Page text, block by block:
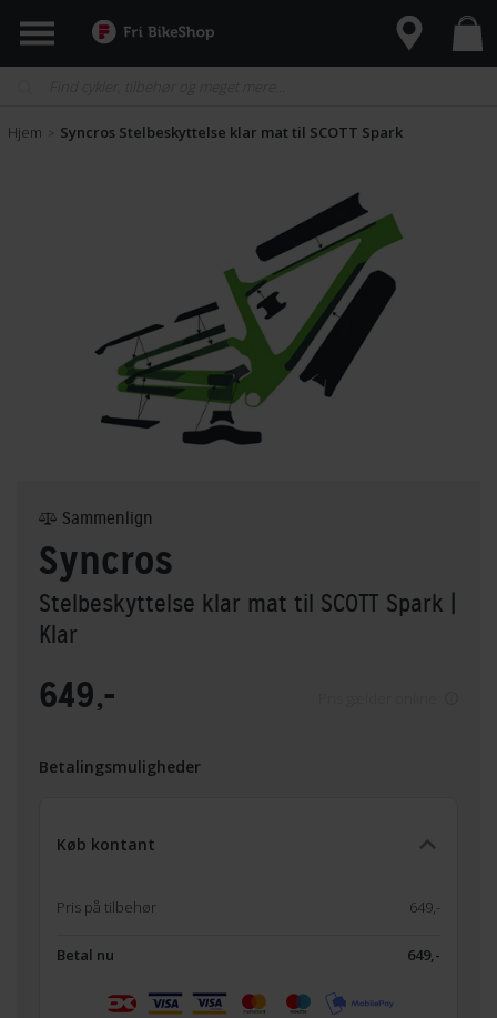
Hjem > Syncros Stelbeskyttelse klar mat til SCOTT Spark
Syncros
Stelbeskyttelse klar mat til SCOTT Spark
Klar
Sammenlign
649,-
Betalingsmuligheder
Køb kontant
Pris på tilbehør 649,-
Betal nu 649,-